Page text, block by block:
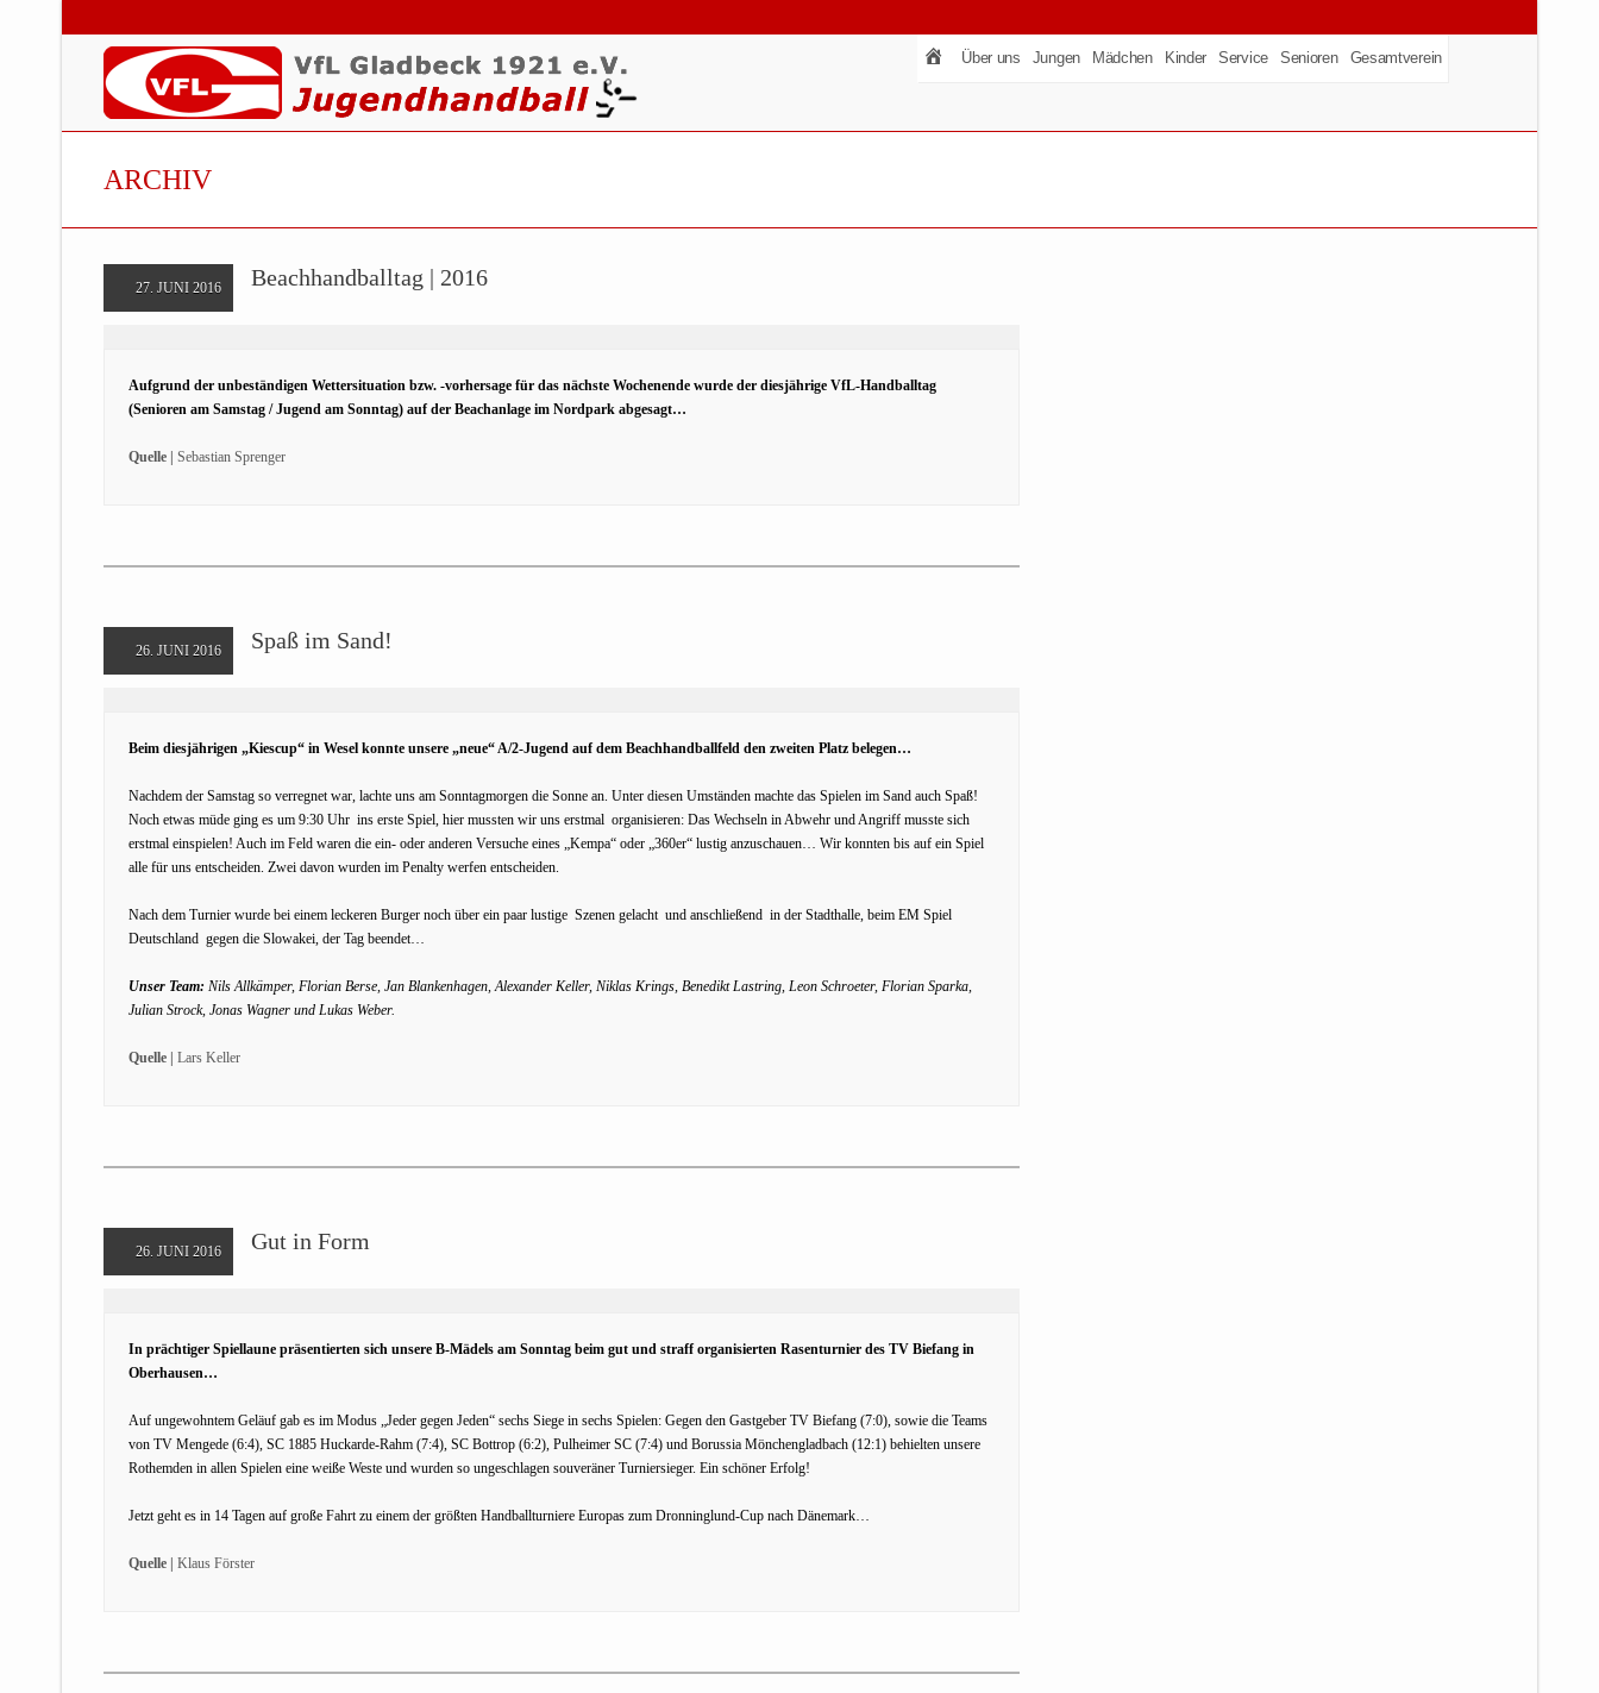
Über uns Jungen Mädchen Kinder Service Senioren Gesamtverein
ARCHIV
27. JUNI 2016 Beachhandballtag | 2016
Aufgrund der unbeständigen Wettersituation bzw. -vorhersage für das nächste Wochenende wurde der diesjährige VfL-Handballtag
(Senioren am Samstag / Jugend am Sonntag) auf der Beachanlage im Nordpark abgesagt…
Quelle | Sebastian Sprenger
26. JUNI 2016 Spaß im Sand!
Beim diesjährigen „Kiescup“ in Wesel konnte unsere „neue“ A/2-Jugend auf dem Beachhandballfeld den zweiten Platz belegen…
Nachdem der Samstag so verregnet war, lachte uns am Sonntagmorgen die Sonne an. Unter diesen Umständen machte das Spielen im Sand auch Spaß!
Noch etwas müde ging es um 9:30 Uhr ins erste Spiel, hier mussten wir uns erstmal organisieren: Das Wechseln in Abwehr und Angriff musste sich
erstmal einspielen! Auch im Feld waren die ein- oder anderen Versuche eines „Kempa“ oder „360er“ lustig anzuschauen… Wir konnten bis auf ein Spiel
alle für uns entscheiden. Zwei davon wurden im Penalty werfen entscheiden.
Nach dem Turnier wurde bei einem leckeren Burger noch über ein paar lustige Szenen gelacht und anschließend in der Stadthalle, beim EM Spiel
Deutschland gegen die Slowakei, der Tag beendet…
Unser Team: Nils Allkämper, Florian Berse, Jan Blankenhagen, Alexander Keller, Niklas Krings, Benedikt Lastring, Leon Schroeter, Florian Sparka,
Julian Strock, Jonas Wagner und Lukas Weber.
Quelle | Lars Keller
26. JUNI 2016 Gut in Form
In prächtiger Spiellaune präsentierten sich unsere B-Mädels am Sonntag beim gut und straff organisierten Rasenturnier des TV Biefang in
Oberhausen…
Auf ungewohntem Geläuf gab es im Modus „Jeder gegen Jeden“ sechs Siege in sechs Spielen: Gegen den Gastgeber TV Biefang (7:0), sowie die Teams
von TV Mengede (6:4), SC 1885 Huckarde-Rahm (7:4), SC Bottrop (6:2), Pulheimer SC (7:4) und Borussia Mönchengladbach (12:1) behielten unsere
Rothemden in allen Spielen eine weiße Weste und wurden so ungeschlagen souveräner Turniersieger. Ein schöner Erfolg!
Jetzt geht es in 14 Tagen auf große Fahrt zu einem der größten Handballturniere Europas zum Dronninglund-Cup nach Dänemark…
Quelle | Klaus Förster